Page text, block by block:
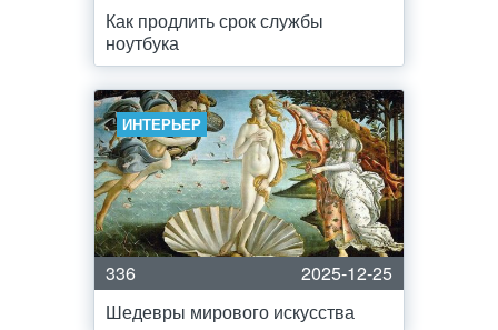
Как продлить срок службы
ноутбука
ИНТЕРЬЕР
336
2025-12-25
Шедевры мирового искусства